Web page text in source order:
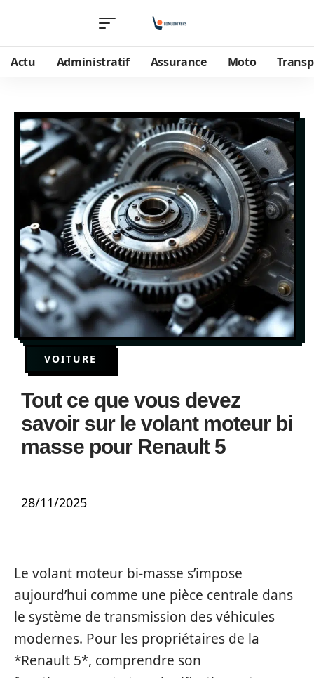
Actu Administratif Assurance Moto
VOITURE
Tout ce que vous devez
savoir sur le volant moteur bi
masse pour Renault 5
28/11/2025
Le volant moteur bi-masse s’impose
aujourd’hui comme une pièce centrale dans
le système de transmission des véhicules
modernes. Pour les propriétaires de la
*Renault 5*, comprendre son